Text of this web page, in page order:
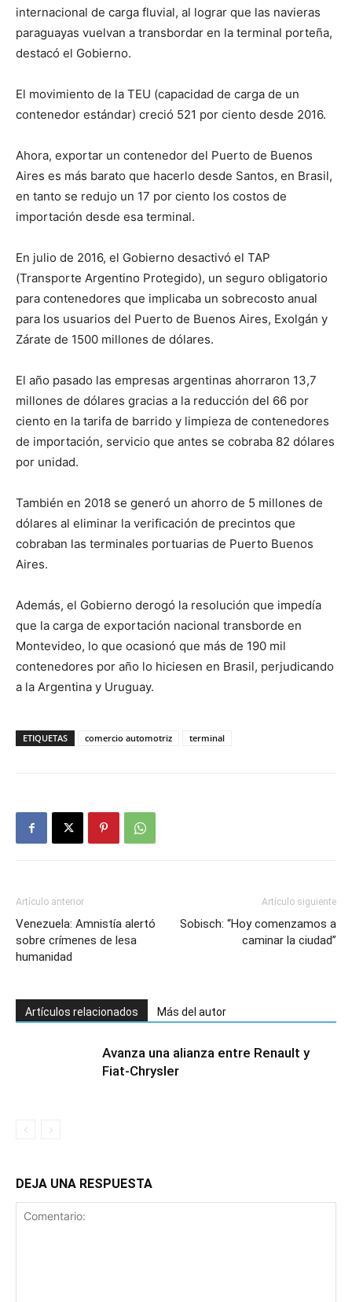
internacional de carga fluvial, al lograr que las navieras
paraguayas vuelvan a transbordar en la terminal porteña,
destacó el Gobierno.
El movimiento de la TEU (capacidad de carga de un
contenedor estándar) creció 521 por ciento desde 2016.
Ahora, exportar un contenedor del Puerto de Buenos
Aires es más barato que hacerlo desde Santos, en Brasil,
en tanto se redujo un 17 por ciento los costos de
importación desde esa terminal.
En julio de 2016, el Gobierno desactivó el TAP
(Transporte Argentino Protegido), un seguro obligatorio
para contenedores que implicaba un sobrecosto anual
para los usuarios del Puerto de Buenos Aires, Exolgán y
Zárate de 1500 millones de dólares.
El año pasado las empresas argentinas ahorraron 13,7
millones de dólares gracias a la reducción del 66 por
ciento en la tarifa de barrido y limpieza de contenedores
de importación, servicio que antes se cobraba 82 dólares
por unidad.
También en 2018 se generó un ahorro de 5 millones de
dólares al eliminar la verificación de precintos que
cobraban las terminales portuarias de Puerto Buenos
Aires.
Además, el Gobierno derogó la resolución que impedía
que la carga de exportación nacional transborde en
Montevideo, lo que ocasionó que más de 190 mil
contenedores por año lo hiciesen en Brasil, perjudicando
a la Argentina y Uruguay.
ETIQUETAS comercio automotriz terminal
Artículo anterior
Venezuela: Amnistía alertó
sobre crímenes de lesa
humanidad
Artículo siguiente
Sobisch: “Hoy comenzamos a
caminar la ciudad”
Artículos relacionados Más del autor
Avanza una alianza entre Renault y
Fiat-Chrysler
DEJA UNA RESPUESTA